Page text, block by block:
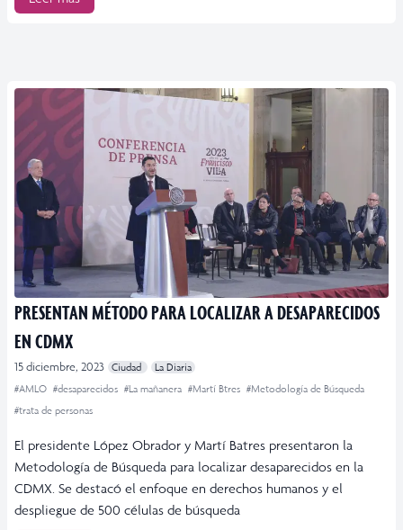
PRESENTAN MÉTODO PARA LOCALIZAR A DESAPARECIDOS
EN CDMX
15 diciembre, 2023 Ciudad
La Diaria
#AMLO #desaparecidos #La mañanera #Martí Btres #Metodología de Búsqueda
#trata de personas
El presidente López Obrador y Martí Batres presentaron la
Metodología de Búsqueda para localizar desaparecidos en la
CDMX. Se destacó el enfoque en derechos humanos y el
despliegue de 500 células de búsqueda